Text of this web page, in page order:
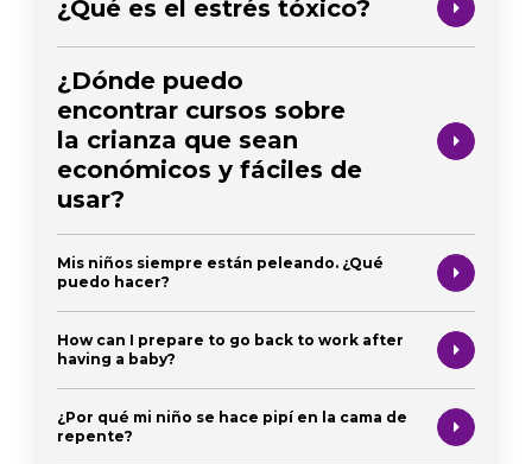
¿Qué es el estrés tóxico?
¿Dónde puedo
encontrar cursos sobre
la crianza que sean
económicos y fáciles de
usar?
Mis niños siempre están peleando. ¿Qué
puedo hacer?
How can I prepare to go back to work after
having a baby?
¿Por qué mi niño se hace pipí en la cama de
repente?